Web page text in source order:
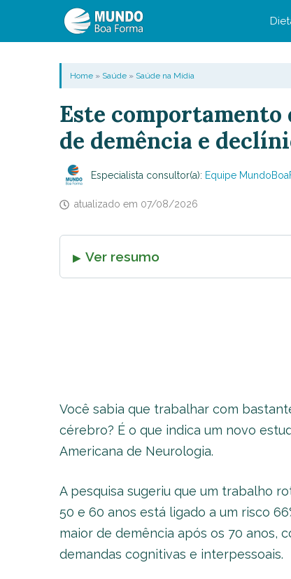
Home» Saúde» Saúde na Mídia
Este comportamento
de demência e
Especialista consultor(a): Equipe
atualizado em 07/08/2026
Ver resumo
Você sabia que trabalhar com
cérebro? É o que indica um novo
Americana de Neurologia.
A pesquisa sugeriu que um trabalho
50 e 60 anos está ligado a um risco
maior de demência após os 70 anos,
demandas cognitivas e interpessoais.